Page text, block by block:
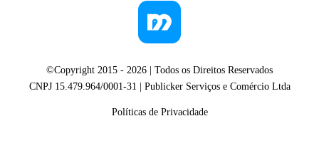
©Copyright 2015 - 2026 | Todos os Direitos Reservados
CNPJ 15.479.964/0001-31 | Publicker Serviços e Comércio Ltda
Políticas de Privacidade